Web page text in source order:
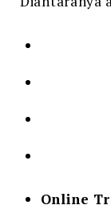
Online